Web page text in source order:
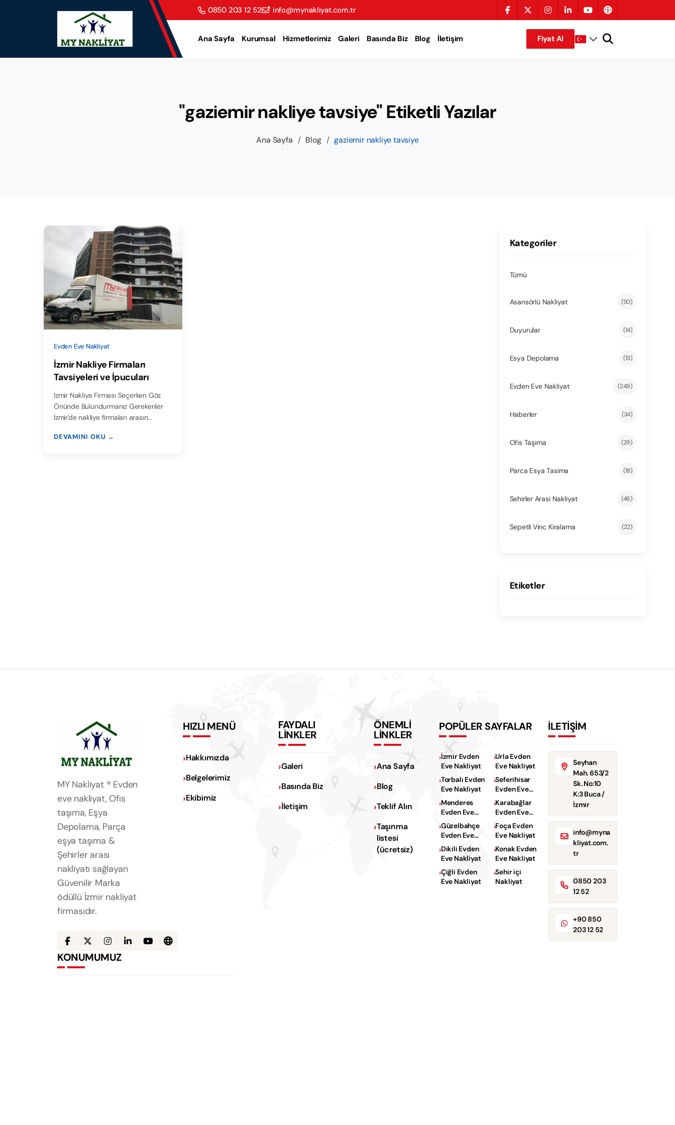
0850 203 12 52 info@mynakliyat.com.tr
Ana Sayfa Kurumsal Hizmetlerimiz Galeri Basında Biz Blog İletişim Fiyat Al
"gaziemir nakliye tavsiye" Etiketli Yazılar
Ana Sayfa / Blog / gaziemir nakliye tavsiye
Evden Eve Nakliyat
İzmir Nakliye Firmaları
Tavsiyeleri ve İpucuları
İzmir Nakliye Firması Seçerken Göz
Önünde Bulundurmanız Gerekenler
İzmir'de nakliye firmaları arasın…
DEVAMINI OKU →
Kategoriler
Tümü
Asansörlü Nakliyat (50)
Duyurular (14)
Esya Depolama (13)
Evden Eve Nakliyat (249)
Haberler (34)
Ofis Taşıma (29)
Parca Esya Tasima (18)
Sehirler Arasi Nakliyat (46)
Sepetli Vinc Kiralama (22)
Etiketler
MY Nakliyat ® Evden
eve nakliyat, Ofis
taşıma, Eşya
Depolama, Parça
eşya taşıma &
Şehirler arası
nakliyatı sağlayan
Güvenilir Marka
ödüllü İzmir nakliyat
firmasıdır.
HIZLI MENÜ
Hakkımızda
Belgelerimiz
Ekibimiz
FAYDALI
LİNKLER
Galeri
Basında Biz
İletişim
ÖNEMLİ
LİNKLER
Ana Sayfa
Blog
Teklif Alın
Taşınma
listesi
(ücretsiz)
POPÜLER SAYFALAR
İzmir Evden
Eve Nakliyat
Urla Evden
Eve Nakliyat
Torbalı Evden
Eve Nakliyat
Seferihisar
Evden Eve
Nakliyat
Menderes
Evden Eve
Nakliyat
Karabağlar
Evden Eve
Nakliyat
Güzelbahçe
Evden Eve
Nakliyat
Foça Evden
Eve Nakliyat
Dikili Evden
Eve Nakliyat
Konak Evden
Eve Nakliyat
Çiğli Evden
Eve Nakliyat
Sehir içi
Nakliyat
İLETİŞİM
Seyhan
Mah. 653/2
Sk. No:10
K:3 Buca /
İzmir
info@myna
kliyat.com.
tr
0850 203
12 52
+90 850
203 12 52
KONUMUMUZ